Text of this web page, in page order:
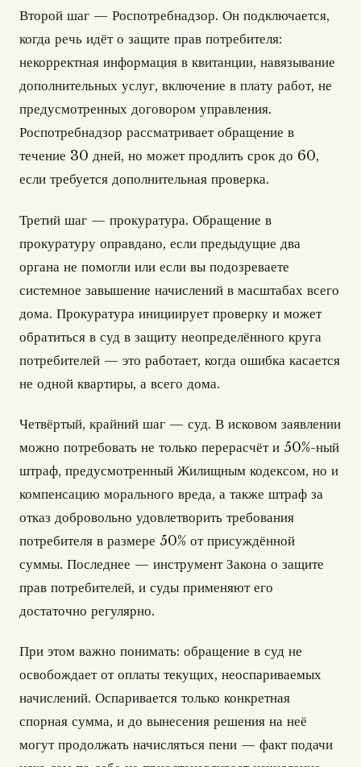
Второй шаг — Роспотребнадзор. Он подключается,
когда речь идёт о защите прав потребителя:
некорректная информация в квитанции, навязывание
дополнительных услуг, включение в плату работ, не
предусмотренных договором управления.
Роспотребнадзор рассматривает обращение в
течение 30 дней, но может продлить срок до 60,
если требуется дополнительная проверка.
Третий шаг — прокуратура. Обращение в
прокуратуру оправдано, если предыдущие два
органа не помогли или если вы подозреваете
системное завышение начислений в масштабах всего
дома. Прокуратура инициирует проверку и может
обратиться в суд в защиту неопределённого круга
потребителей — это работает, когда ошибка касается
не одной квартиры, а всего дома.
Четвёртый, крайний шаг — суд. В исковом заявлении
можно потребовать не только перерасчёт и 50%-ный
штраф, предусмотренный Жилищным кодексом, но и
компенсацию морального вреда, а также штраф за
отказ добровольно удовлетворить требования
потребителя в размере 50% от присуждённой
суммы. Последнее — инструмент Закона о защите
прав потребителей, и суды применяют его
достаточно регулярно.
При этом важно понимать: обращение в суд не
освобождает от оплаты текущих, неоспариваемых
начислений. Оспаривается только конкретная
спорная сумма, и до вынесения решения на неё
могут продолжать начисляться пени — факт подачи